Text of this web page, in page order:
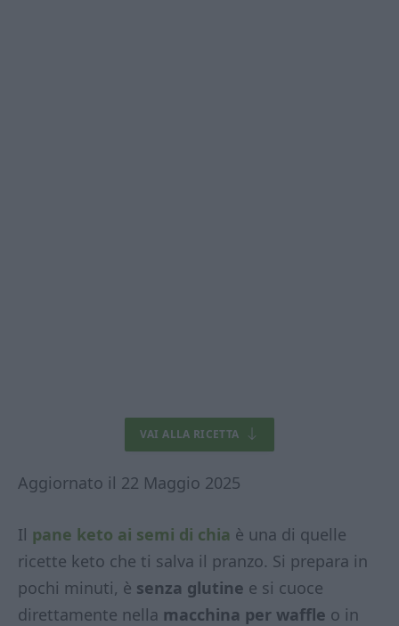
VAI ALLA RICETTA
Aggiornato il 22 Maggio 2025
Il pane keto ai semi di chia è una di quelle
ricette keto che ti salva il pranzo. Si prepara in
pochi minuti, è senza glutine e si cuoce
direttamente nella macchina per waffle o in